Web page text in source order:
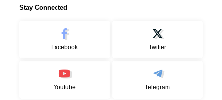
Stay Connected
Facebook Twitter
Youtube Telegram